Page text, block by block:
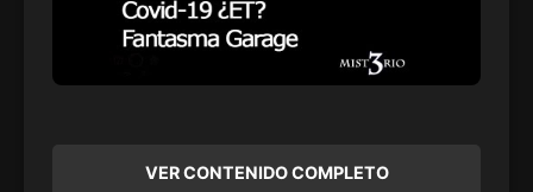
VER CONTENIDO COMPLETO